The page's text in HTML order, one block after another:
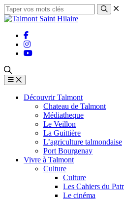
Découvrir Talmont
Chateau de Talmont
Médiatheque
Le Veillon
La Guittière
L’agriculture talmondaise
Port Bourgenay
Vivre à Talmont
Culture
Culture
Les Cahiers du
Le cinéma